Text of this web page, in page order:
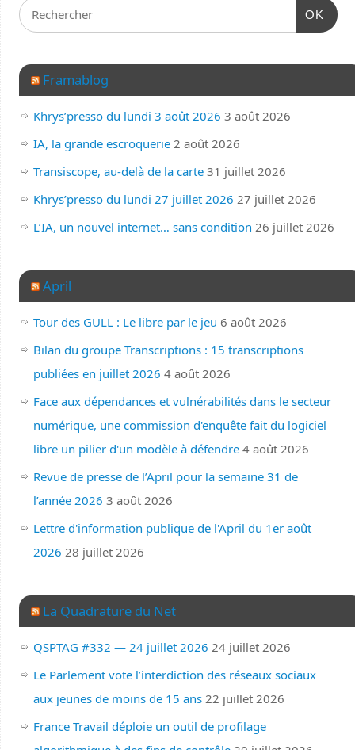
OK
Framablog
Khrys’presso du lundi 3 août 2026 3 août 2026
IA, la grande escroquerie 2 août 2026
Transiscope, au-delà de la carte 31 juillet 2026
Khrys’presso du lundi 27 juillet 2026 27 juillet 2026
L’IA, un nouvel internet… sans condition 26 juillet 2026
April
Tour des GULL : Le libre par le jeu 6 août 2026
Bilan du groupe Transcriptions : 15 transcriptions
publiées en juillet 2026 4 août 2026
Face aux dépendances et vulnérabilités dans le secteur
numérique, une commission d'enquête fait du logiciel
libre un pilier d'un modèle à défendre 4 août 2026
Revue de presse de l’April pour la semaine 31 de
l’année 2026 3 août 2026
Lettre d'information publique de l'April du 1er août
2026 28 juillet 2026
La Quadrature du Net
QSPTAG #332 — 24 juillet 2026 24 juillet 2026
Le Parlement vote l’interdiction des réseaux sociaux
aux jeunes de moins de 15 ans 22 juillet 2026
France Travail déploie un outil de profilage